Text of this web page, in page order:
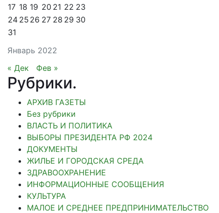
Январь 2022
17 18 19 20 21 22 23
24 25 26 27 28 29 30
31
« Дек Фев »
Рубрики.
АРХИВ ГАЗЕТЫ
Без рубрики
ВЛАСТЬ И ПОЛИТИКА
ВЫБОРЫ ПРЕЗИДЕНТА РФ 2024
ДОКУМЕНТЫ
ЖИЛЬЕ И ГОРОДСКАЯ СРЕДА
ЗДРАВООХРАНЕНИЕ
ИНФОРМАЦИОННЫЕ СООБЩЕНИЯ
КУЛЬТУРА
МАЛОЕ И СРЕДНЕЕ ПРЕДПРИНИМАТЕЛЬСТВО